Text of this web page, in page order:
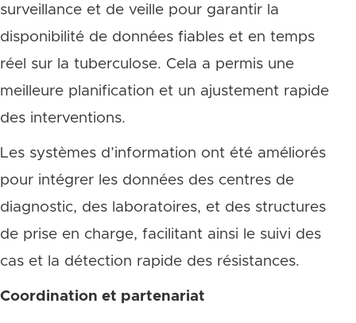
surveillance et de veille pour garantir la
disponibilité de données fiables et en temps
réel sur la tuberculose. Cela a permis une
meilleure planification et un ajustement rapide
des interventions.
Les systèmes d’information ont été améliorés
pour intégrer les données des centres de
diagnostic, des laboratoires, et des structures
de prise en charge, facilitant ainsi le suivi des
cas et la détection rapide des résistances.
Coordination et partenariat